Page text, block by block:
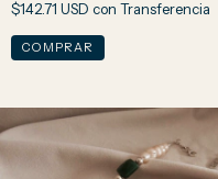
$142.71 USD con Transferencia